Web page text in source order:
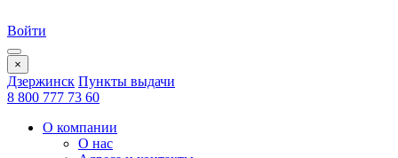
Войти
×
Дзержинск Пункты выдачи
8 800 777 73 60
О компании
О нас